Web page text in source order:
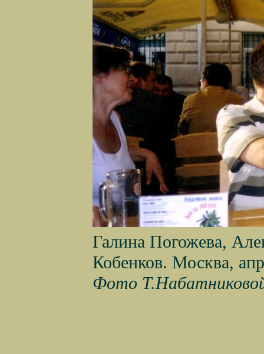
Галина Погожева,
Кобенков. Москва,
Фото